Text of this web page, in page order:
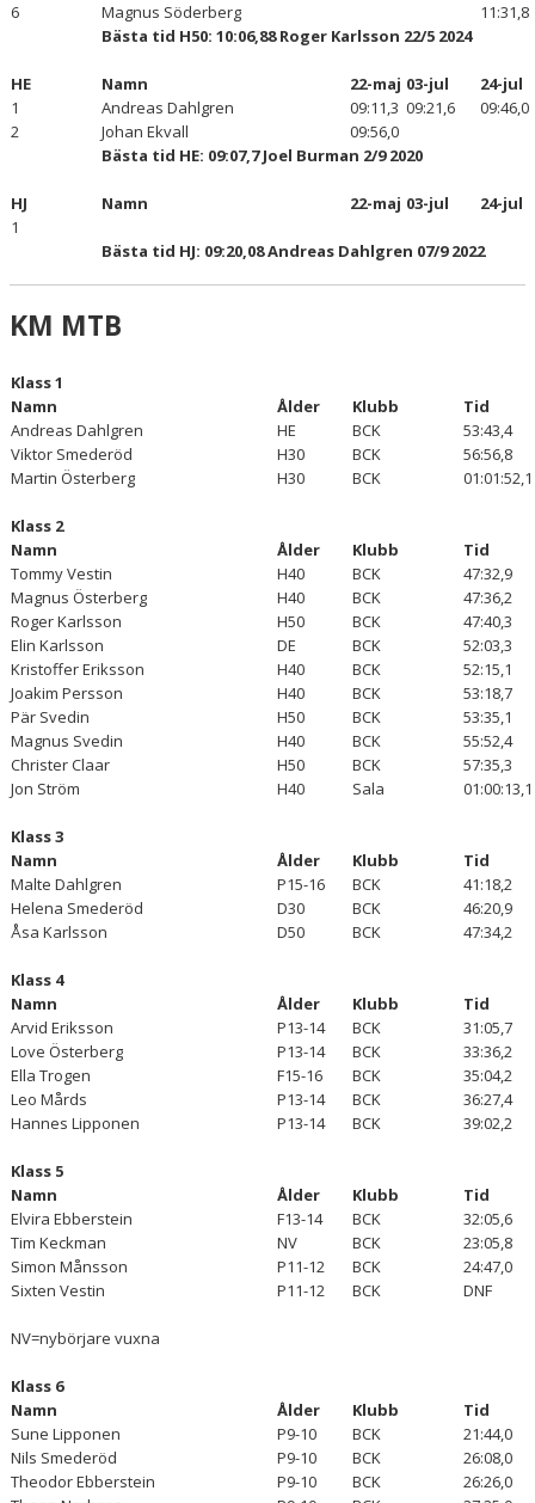
6
Magnus Söderberg
11:31,8
Bästa tid H50: 10:06,88 Roger Karlsson 22/5 2024
HE Namn 22-maj 03-jul
24-jul
1
Andreas Dahlgren 09:11,3 09:21,6
09:46,0
2
Johan Ekvall
09:56,0
Bästa tid HE: 09:07,7 Joel Burman 2/9 2020
HJ Namn 22-maj 03-jul
24-jul
1
Bästa tid HJ: 09:20,08 Andreas Dahlgren 07/9 2022
KM MTB
Klass 1
Namn
Ålder Klubb
Tid
Andreas Dahlgren
HE BCK
53:43,4
Viktor Smederöd
H30 BCK
56:56,8
Martin Österberg
H30 BCK 01:01:52,1
Klass 2
Namn
Ålder Klubb
Tid
Tommy Vestin
H40 BCK
47:32,9
Magnus Österberg
H40 BCK
47:36,2
Roger Karlsson
H50 BCK
47:40,3
Elin Karlsson
DE BCK
52:03,3
Kristoffer Eriksson
H40 BCK
52:15,1
Joakim Persson
H40 BCK
53:18,7
Pär Svedin
H50 BCK
53:35,1
Magnus Svedin
H40 BCK
55:52,4
Christer Claar
H50 BCK
57:35,3
Jon Ström
H40 Sala 01:00:13,1
Klass 3
Namn
Ålder Klubb
Tid
Malte Dahlgren
P15-16 BCK
41:18,2
Helena Smederöd
D30 BCK
46:20,9
Åsa Karlsson
D50 BCK 47:34,2
Klass 4
Namn
Ålder Klubb
Tid
Arvid Eriksson
P13-14 BCK
31:05,7
Love Österberg
P13-14 BCK
33:36,2
Ella Trogen
F15-16 BCK
35:04,2
Leo Mårds
P13-14 BCK
36:27,4
Hannes Lipponen
P13-14 BCK 39:02,2
Klass 5
Namn
Ålder Klubb
Tid
Elvira Ebberstein
F13-14 BCK
32:05,6
Tim Keckman
NV BCK
23:05,8
Simon Månsson
P11-12 BCK
24:47,0
Sixten Vestin
P11-12 BCK DNF
NV=nybörjare vuxna
Klass 6
Namn
Ålder Klubb
Tid
Sune Lipponen
P9-10 BCK
21:44,0
Nils Smederöd
P9-10 BCK
26:08,0
Theodor Ebberstein
P9-10 BCK
26:26,0